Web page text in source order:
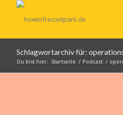
Schlagwortarchiv für:
Du bist hier: Startseite / Podcast /